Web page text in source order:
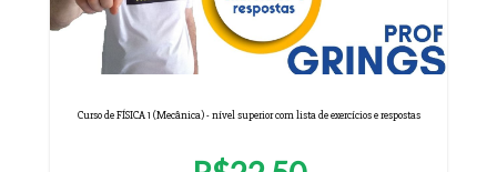
Curso de FÍSICA 1 (Mecânica) - nível superior com lista de exercícios e respostas